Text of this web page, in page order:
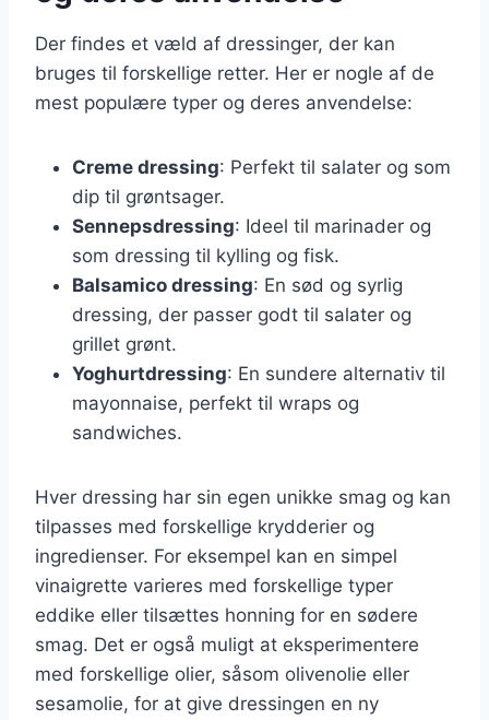
Der findes et væld af dressinger, der kan
bruges til forskellige retter. Her er nogle af de
mest populære typer og deres anvendelse:
Creme dressing: Perfekt til salater og som
dip til grøntsager.
Sennepsdressing: Ideel til marinader og
som dressing til kylling og fisk.
Balsamico dressing: En sød og syrlig
dressing, der passer godt til salater og
grillet grønt.
Yoghurtdressing: En sundere alternativ til
mayonnaise, perfekt til wraps og
sandwiches.
Hver dressing har sin egen unikke smag og kan
tilpasses med forskellige krydderier og
ingredienser. For eksempel kan en simpel
vinaigrette varieres med forskellige typer
eddike eller tilsættes honning for en sødere
smag. Det er også muligt at eksperimentere
med forskellige olier, såsom olivenolie eller
sesamolie, for at give dressingen en ny